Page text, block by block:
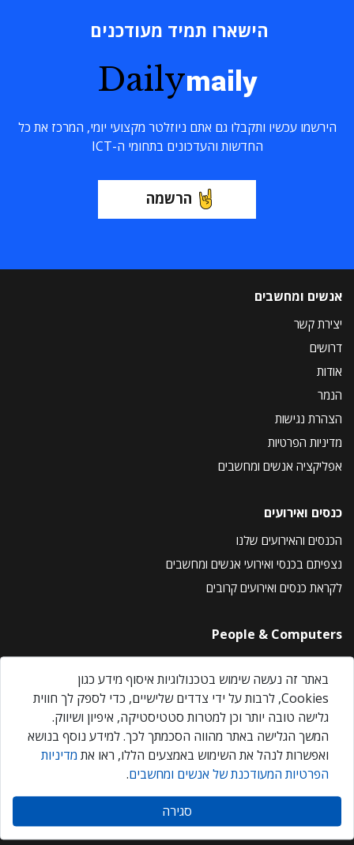
הישארו תמיד מעודכנים
Dailymaily
הירשמו עכשיו ותקבלו גם אתם ניוזלטר מקצועי יומי, המרכז את כל
החדשות והעדכונים בתחומי ה-ICT
הרשמה
אנשים ומחשבים
יצירת קשר
דרושים
אודות
הנמר
הצהרת נגישות
מדיניות הפרטיות
אפליקציה אנשים ומחשבים
כנסים ואירועים
הכנסים והאירועים שלנו
נצפיתם בכנסי ואירועי אנשים ומחשבים
לקראת כנסים ואירועים קרובים
People & Computers
About Us
Privacy Policy
Contact Us
Our Events
אנשים ומחשבים © 2026 – כל הזכויות שמורות
באתר זה נעשה שימוש בטכנולוגיות איסוף מידע כגון
Cookies, לרבות על ידי צדדים שלישיים, כדי לספק לך חווית
גלישה טובה יותר וכן למטרות סטטיסטיקה, איפיון ושיווק.
המשך הגלישה באתר מהווה הסכמתך לכך. למידע נוסף בנושא
ואפשרות לנהל את השימוש באמצעים הללו, ראו את מדיניות
הפרטיות המעודכנת של אנשים ומחשבים.
סגירה